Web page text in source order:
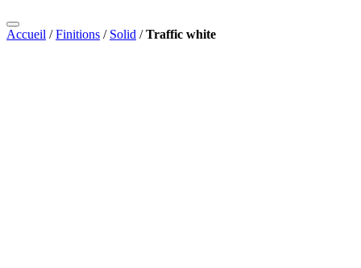
Accueil /Finitions / Solid /Traffic white